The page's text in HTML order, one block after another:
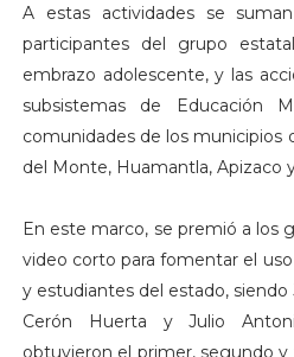
A estas actividades se
participantes del grupo
embrazo adolescente, y las
subsistemas de Educación
comunidades de los municipios
del Monte, Huamantla, Apizaco y
En este marco, se premió a los
video corto para fomentar el
y estudiantes del estado,
Cerón Huerta y Julio
obtuvieron el primer, segundo